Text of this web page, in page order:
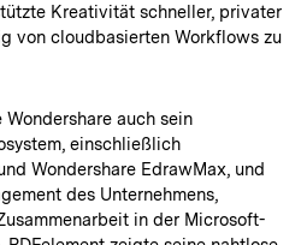
Kreativität schneller, privater
von cloudbasierten Workflows zu
auch sein
einschließlich
Wondershare EdrawMax, und
des Unternehmens,
in der Microsoft-